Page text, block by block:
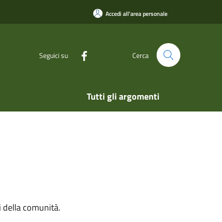
Accedi all'area personale
Seguici su Cerca
Tutti gli argomenti
della comunità.